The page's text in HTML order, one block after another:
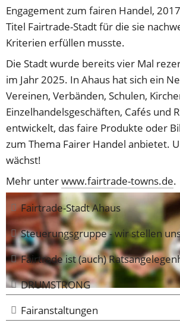
Engagement zum fairen Handel,
Titel Fairtrade-Stadt für die sie
Kriterien erfüllen musste.
Die Stadt wurde bereits vier Mal
im Jahr 2025. In Ahaus hat sich ein
Vereinen, Verbänden, Schulen,
Einzelhandelsgeschäften, Cafés und
entwickelt, das faire Produkte oder
zum Thema Fairer Handel anbietet.
wächst!
Mehr unter www.fairtrade-towns.de.
Fairtrade-Stadt Ahaus
Steuerungsgruppe - wir stellen
Fairtrade ist (auch)
DRUMSTRONG
Fairanstaltungen